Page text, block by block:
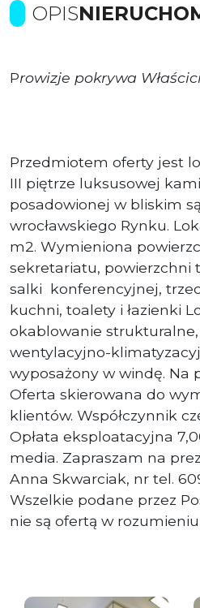
OPIS
Prowizje pokrywa
Przedmiotem oferty jest
III piętrze luksusowej
posadowionej w bliskim
wrocławskiego Rynku.
m2. Wymieniona
sekretariatu, powierzchni
salki konferencyjnej,
kuchni, toalety i łazienki
okablowanie
wentylacyjno-
wyposażony w windę. Na
Oferta skierowana do
klientów. Współczynnik
Opłata eksploatacyjna
media. Zapraszam na
Anna Skwarciak, nr tel.
Wszelkie podane przez
nie są ofertą w